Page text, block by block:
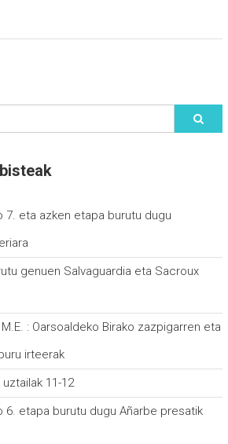
7. eta azken etapa burutu dugu
genuen Salvaguardia eta Sacroux
M.E. : Oarsoaldeko Birako zazpigarren eta
irteerak
11-12
6. etapa burutu dugu Añarbe presatik